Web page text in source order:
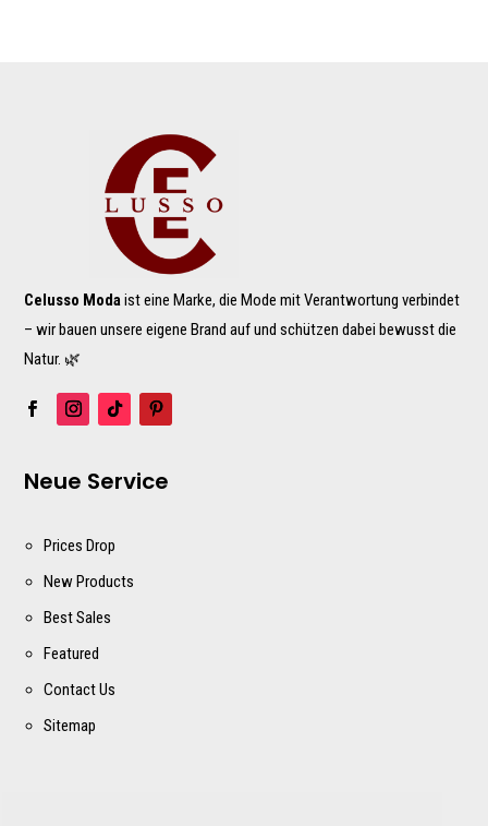
Celusso Modaist eine Marke, die Mode mit Verantwortung verbindet
– wir bauen unsere eigene Brand auf und schützen dabei bewusst die
Natur. 🌿
Neue Service
Prices Drop
New Products
Best Sales
Featured
Contact Us
Sitemap